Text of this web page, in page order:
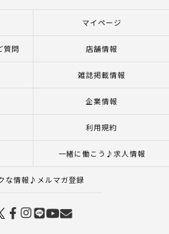
マイページ
質問 店舗情報
雑誌掲載情報
企業情報
利用規約
一緒に働こう♪求人情報
な情報♪メルマガ登録